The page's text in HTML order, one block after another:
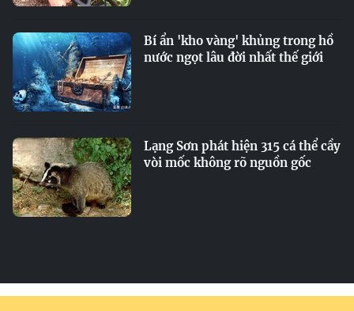
Bí ẩn 'kho vàng' khủng trong hồ
nước ngọt lâu đời nhất thế giới
Lạng Sơn phát hiện 315 cá thể cầy
vòi mốc không rõ nguồn gốc